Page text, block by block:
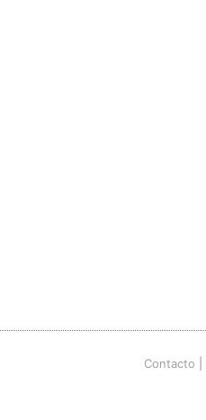
Contacto